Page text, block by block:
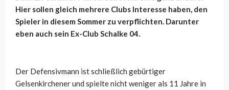
Hier sollen gleich mehrere Clubs Interesse haben, den
Spieler in diesem Sommer zu verpflichten. Darunter
eben auch sein Ex-Club Schalke 04.
Der Defensivmann ist schließlich gebürtiger
Gelsenkirchener und spielte nicht weniger als 11 Jahre in